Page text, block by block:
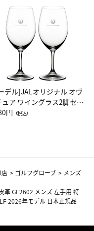
デル]JALオリジナル オヴ
ュア ワイングラス2脚セッ
ッドワイン）
円 （税込）
店 > ゴルフグローブ > メンズ
革 GL2602 メンズ 左手用 特
2026年モデル 日本正規品